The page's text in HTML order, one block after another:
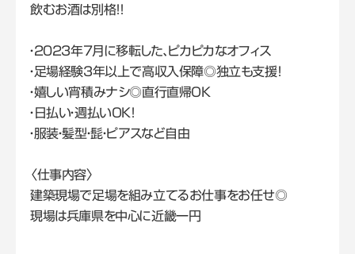
飲むお酒は別格！！
・2023年7月に移転した、ピカピカなオフィス
・足場経験3年以上で高収入保障◎独立も支援！
・嬉しい宵積みナシ◎直行直帰OK
・日払い・週払いOK！
・服装・髪型・髭・ピアスなど自由
〈仕事内容〉
建築現場で足場を組み立てるお仕事をお任せ◎
現場は兵庫県を中心に近畿一円